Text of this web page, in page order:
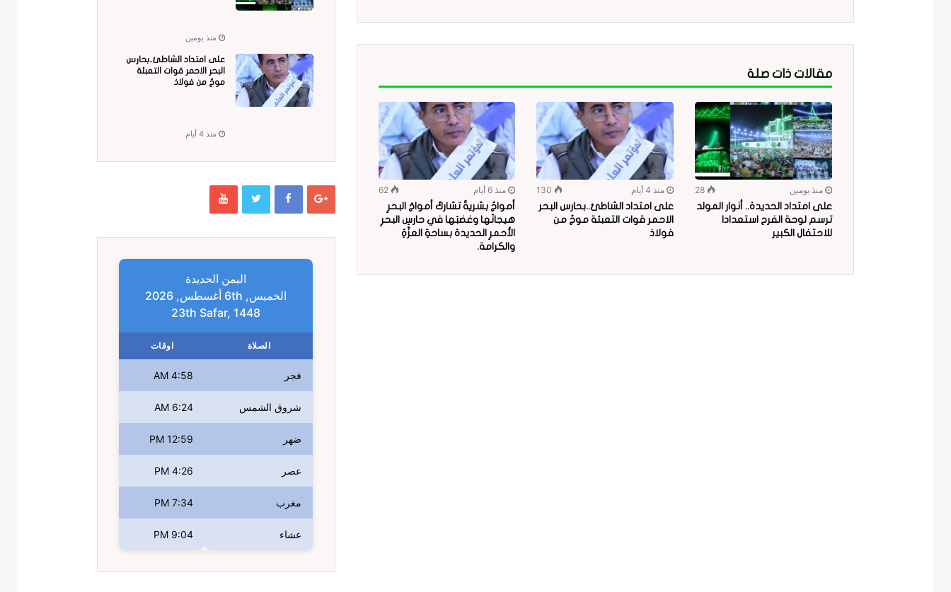
مقالات ذات صلة
منذ يومين
28
على امتداد الحديدة.. أنوار المولد
ترسم لوحة الفرح استعدادا
للاحتفال الكبير
منذ 4 أيام
130
على امتداد الشاطئ..بحارس البحر
الاحمر قوات التعبئة موجٌ من
فولاذ
منذ 6 أيام
62
أمواجٌ بشريةٌ تشاركُ أمواجَ البحرِ
هيجانَها وغضبَها في حارسِ البحرِ
الأحمرِ الحديدة بساحةِ العزّةِ
والكرامة.
منذ يومين
على امتداد الشاطئ..بحارس
البحر الاحمر قوات التعبئة
موجٌ من فولاذ
منذ 4 أيام
اليمن الحديدة
الخميس, 6th أغسطس, 2026
23th Safar, 1448
الصلاة اوقات
فجر 4:58 AM
شروق الشمس 6:24 AM
ضهر 12:59 PM
عصر 4:26 PM
مغرب 7:34 PM
عشاء 9:04 PM